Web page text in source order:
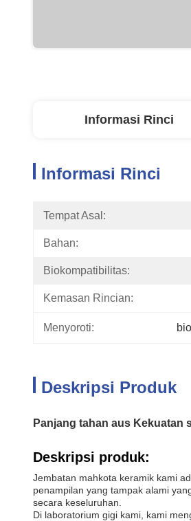
Informasi Rinci
Informasi Rinci
Tempat Asal:
Bahan:
Biokompatibilitas:
Kemasan Rincian:
Menyoroti:
Deskripsi Produk
Panjang tahan aus
Deskripsi produk:
Jembatan mahkota keramik kami
penampilan yang tampak alami
secara keseluruhan.
Di laboratorium gigi kami, kami